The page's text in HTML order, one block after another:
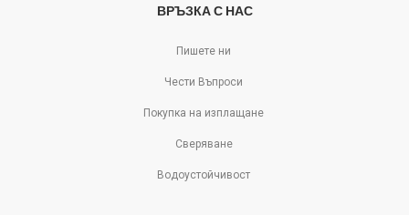
ВРЪЗКА С НАС
Пишете ни
Чести Въпроси
Покупка на изплащане
Сверяване
Водоустойчивост